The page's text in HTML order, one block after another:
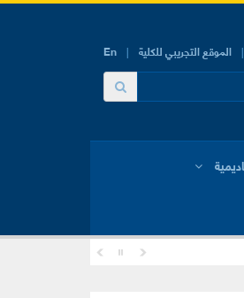
En الموقع التجريبي للكلية